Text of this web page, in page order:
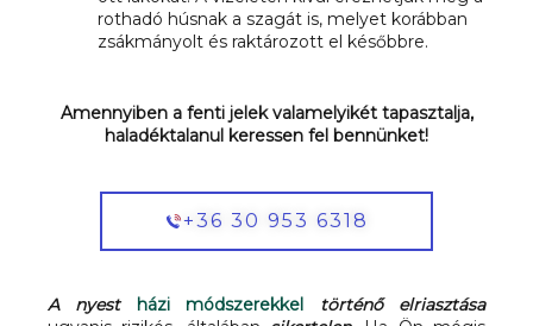
rothadó húsnak a szagát is, melyet korábban
zsákmányolt és raktározott el későbbre.
Amennyiben a fenti jelek valamelyikét tapasztalja,
haladéktalanul keressen fel bennünket!
+36 30 953 6318
A nyest házi módszerekkel történő elriasztása